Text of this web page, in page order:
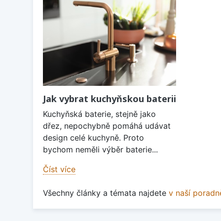
Jak vybrat kuchyňskou baterii
Kuchyňská baterie, stejně jako
dřez, nepochybně pomáhá udávat
design celé kuchyně. Proto
bychom neměli výběr baterie...
Číst více
Všechny články a témata najdete v naší